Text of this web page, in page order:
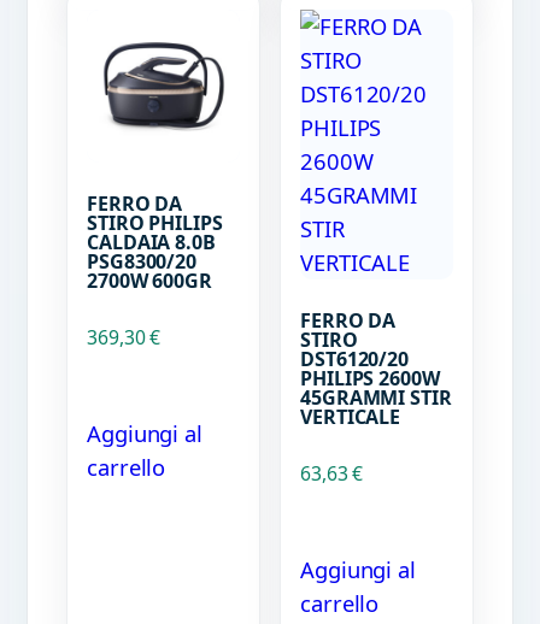
FERRO DA
STIRO PHILIPS
CALDAIA 8.0B
PSG8300/20
2700W 600GR
369,30€
Aggiungi al
carrello
FERRO DA
STIRO
DST6120/20
PHILIPS 2600W
45GRAMMI STIR
VERTICALE
63,63€
Aggiungi al
carrello